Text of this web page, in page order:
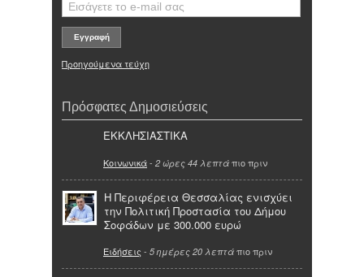
Προηγούμενα τεύχη
Πρόσφατες Δημοσιεύσεις
ΕΚΚΛΗΣΙΑΣΤΙΚΑ
Κοινωνικά- 2 ώρες 44 λεπτά πιο πριν
Η Περιφέρεια Θεσσαλίας ενισχύει
την Πολιτική Προστασία του Δήμου
Σοφάδων με 300.000 ευρώ
Ειδήσεις - 5 ημέρες 20 λεπτά πιο πριν